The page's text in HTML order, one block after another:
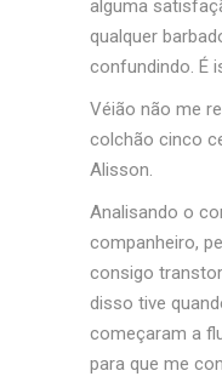
alguma
qualquer
confundindo. É
Véião não me
colchão cinco
Alisson.
Analisando o
companheiro,
consigo
disso tive
começaram a
para que me